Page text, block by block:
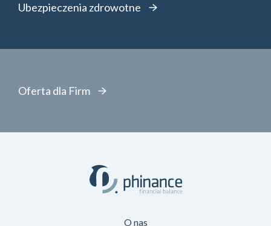
Ubezpieczenia zdrowotne
Oferta dla Firm
O nas